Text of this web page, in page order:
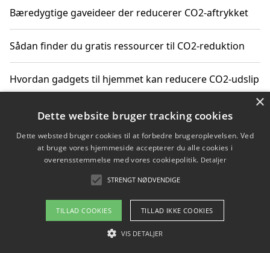
Bæredygtige gaveideer der reducerer CO2-aftrykket
Sådan finder du gratis ressourcer til CO2-reduktion
Hvordan gadgets til hjemmet kan reducere CO2-udslip
Copyright 2026 - Pilanto Aps
Om / kontakt
Blog Betingelser
×
Dette website bruger tracking cookies
Dette websted bruger cookies til at forbedre brugeroplevelsen. Ved
at bruge vores hjemmeside accepterer du alle cookies i
overensstemmelse med vores cookiepolitik. Detaljer
STRENGT NØDVENDIGE
TILLAD COOKIES TILLAD IKKE COOKIES
VIS DETALJER